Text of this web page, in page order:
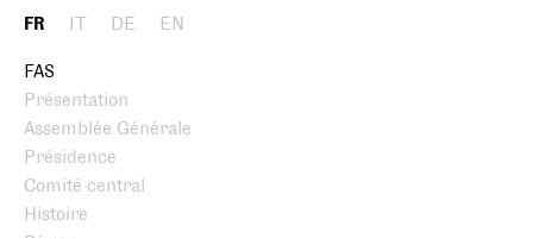
FR IT DE EN
FAS
Présentation
Assemblée Générale
Présidence
Comité central
Histoire